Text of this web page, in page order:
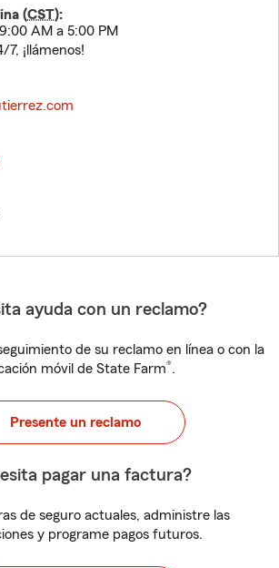
(CST):
AM a 5:00 PM
7, ¡llámenos!
ayuda con un reclamo?
de su reclamo en línea o con la
móvil de State Farm®.
Presente un reclamo
pagar una factura?
de seguro actuales, administre las
y programe pagos futuros.